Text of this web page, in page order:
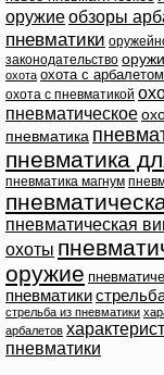
оружиеобзоры
пневматики
законодательство
охота охота с арбалетом
охота с пневматикой
пневматическое
пневматика
пневматика
пневматика магнум
пневматическая
охоты
оружие
пневматики
стрельба из пневматики
арбалетов
пневматики